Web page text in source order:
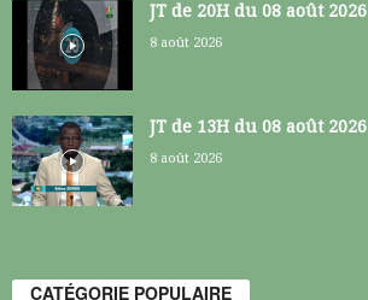
JT de 20H du 08 août 2026
8 août 2026
JT de 13H du 08 août 2026
8 août 2026
CATÉGORIE POPULAIRE